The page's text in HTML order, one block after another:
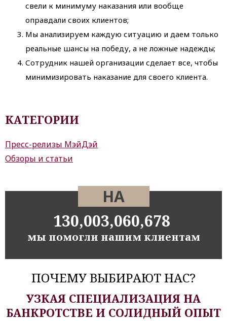
КАТЕГОРИИ
Пресс-релизы МэйДэй
Обзоры и статьи
НА
130,003,060,678
мы помогли нашим клиентам
ПОЧЕМУ ВЫБИРАЮТ НАС?
УЗКАЯ СПЕЦИАЛИЗАЦИЯ НА
БАНКРОТСТВЕ И СОЛИДНЫЙ ОПЫТ
свели к минимуму наказания или вообще
оправдали своих клиентов;
Мы анализируем каждую ситуацию и даем только
реальные шансы на победу, а не ложные надежды;
Сотрудник нашей организации сделает все, чтобы
минимизировать наказание для своего клиента.